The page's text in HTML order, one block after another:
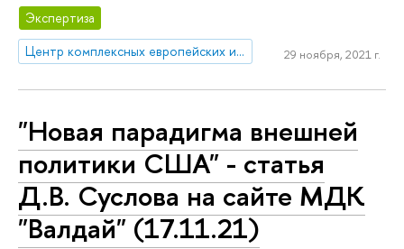
Экспертиза
Центр комплексных европейских и международных исследований (ЦКЕМИ)
29 ноября, 2021 г.
"Новая парадигма внешней
политики США" - статья
Д.В. Суслова на сайте МДК
"Валдай" (17.11.21)